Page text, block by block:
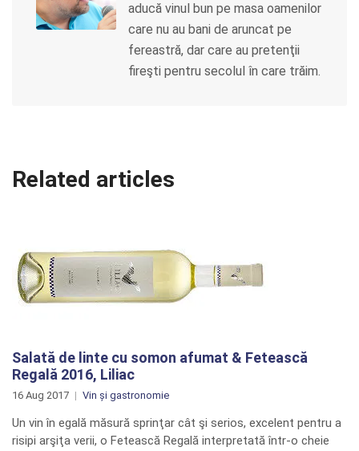
aducă vinul bun pe masa oamenilor
care nu au bani de aruncat pe
fereastră, dar care au pretenţii
fireşti pentru secolul în care trăim.
Related articles
Salată de linte cu somon afumat & Fetească
Regală 2016, Liliac
16 Aug 2017 Vin și gastronomie
Un vin în egală măsură sprinţar cât şi serios, excelent pentru a
risipi arşiţa verii, o Fetească Regală interpretată într-o cheie